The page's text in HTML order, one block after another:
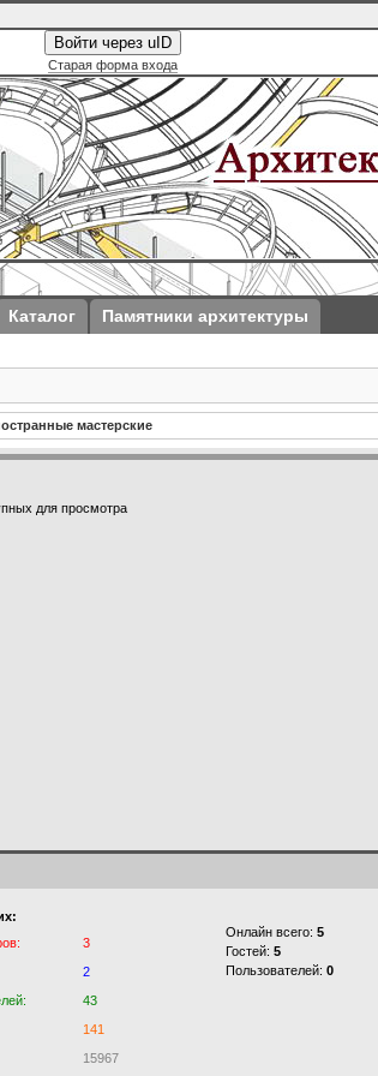
Войти через uID
Старая форма входа
Каталог Памятники архитектуры
мастерские
для просмотра
3
2
43
141
15967
Онлайн всего: 5
Гостей: 5
Пользователей: 0